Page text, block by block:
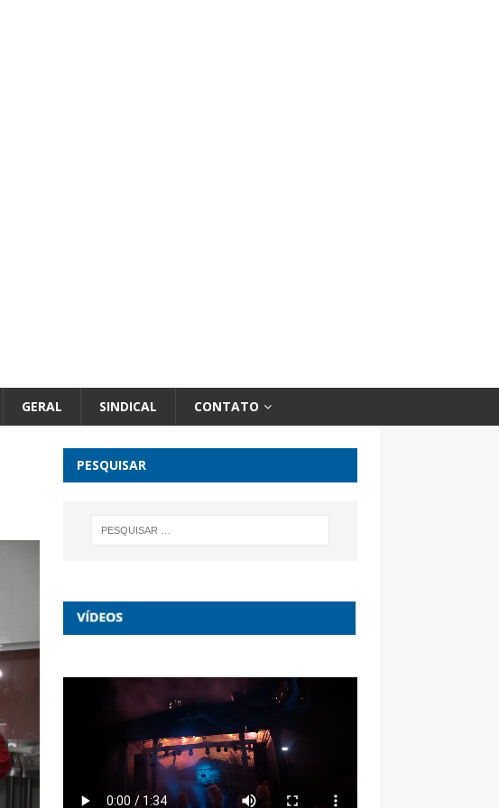
GERAL SINDICAL CONTATO
PESQUISAR